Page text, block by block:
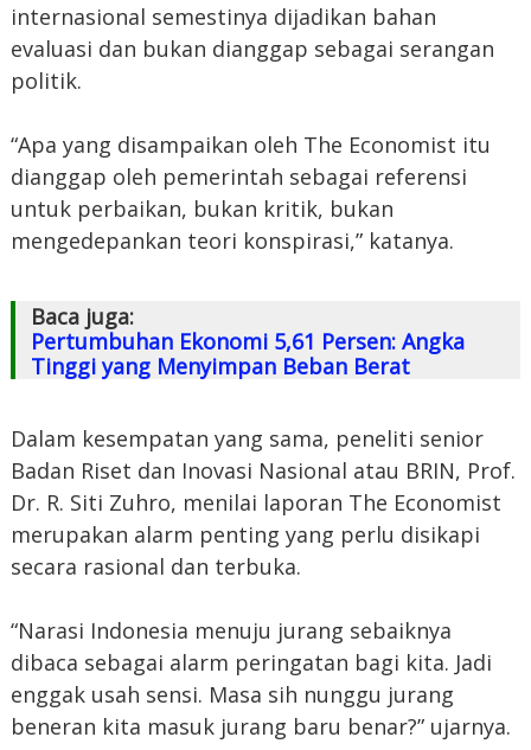
internasional semestinya dijadikan bahan
evaluasi dan bukan dianggap sebagai serangan
politik.
“Apa yang disampaikan oleh The Economist itu
dianggap oleh pemerintah sebagai referensi
untuk perbaikan, bukan kritik, bukan
mengedepankan teori konspirasi,” katanya.
Baca juga:
Pertumbuhan Ekonomi 5,61 Persen: Angka
Tinggi yang Menyimpan Beban Berat
Dalam kesempatan yang sama, peneliti senior
Badan Riset dan Inovasi Nasional atau BRIN, Prof.
Dr. R. Siti Zuhro, menilai laporan The Economist
merupakan alarm penting yang perlu disikapi
secara rasional dan terbuka.
“Narasi Indonesia menuju jurang sebaiknya
dibaca sebagai alarm peringatan bagi kita. Jadi
enggak usah sensi. Masa sih nunggu jurang
beneran kita masuk jurang baru benar?” ujarnya.